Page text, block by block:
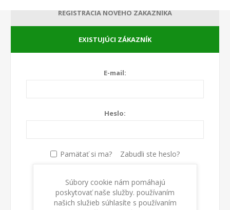
REGISTRÁCIA NOVÉHO ZÁKAZNÍKA
EXISTUJÚCI ZÁKAZNÍK
E-mail:
Heslo:
Pamätať si ma? Zabudli ste heslo?
PRIHLÁSIŤ SA
Súbory cookie nám pomáhajú
poskytovať naše služby. používaním
našich služieb súhlasíte s používaním